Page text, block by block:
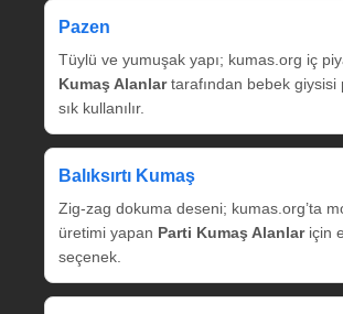
Pazen
Tüylü ve yumuşak yapı; kumas.org iç
Kumaş Alanlartarafından bebek giysisi
sık kullanılır.
Balıksırtı Kumaş
Zig‑zag dokuma deseni; kumas.org’ta
üretimi yapan Parti Kumaş Alanlariçin
seçenek.